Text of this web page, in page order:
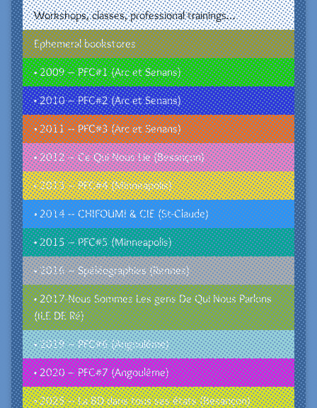
Workshops, classes, professional trainings…
Ephemeral bookstores
• 2009 – PFC#1 (Arc et Senans)
• 2010 – PFC#2 (Arc et Senans)
• 2011 – PFC#3 (Arc et Senans)
• 2012 – Ce Qui Nous Lie (Besançon)
• 2013 – PFC#4 (Minneapolis)
• 2014 – CHIFOUMI & CIE (St-Claude)
• 2015 – PFC#5 (Minneapolis)
• 2016 – Spéléographies (Rennes)
• 2017-Nous Sommes Les gens De Qui Nous Parlons
(ILE DE Ré)
• 2019 – PFC#6 (Angoulême)
• 2020 – PFC#7 (Angoulême)
• 2025 – La BD dans tous ses états (Besançon)